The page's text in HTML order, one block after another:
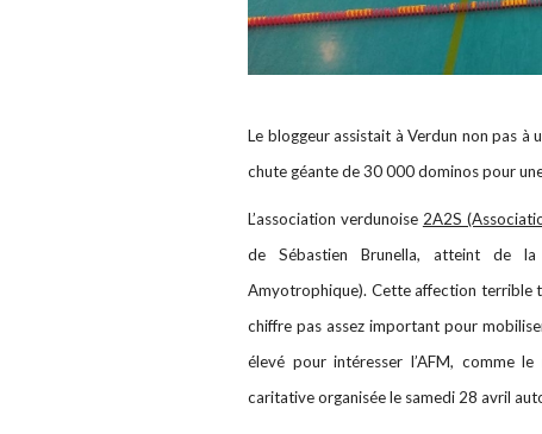
Le bloggeur assistait à Verdun non pas à
chute géante de 30 000 dominos pour
L’association verdunoise 2A2S
de Sébastien Brunella, atteint de
Amyotrophique). Cette affection terrible
chiffre pas assez important pour
élevé pour intéresser l’AFM, comme
caritative organisée le samedi 28 avril